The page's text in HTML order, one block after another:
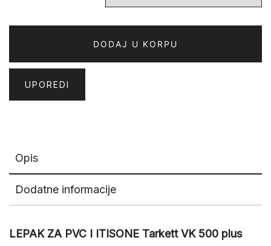
DODAJ U KORPU
UPOREDI
Opis
Dodatne informacije
LEPAK ZA PVC I ITISONE Tarkett VK 500 plus